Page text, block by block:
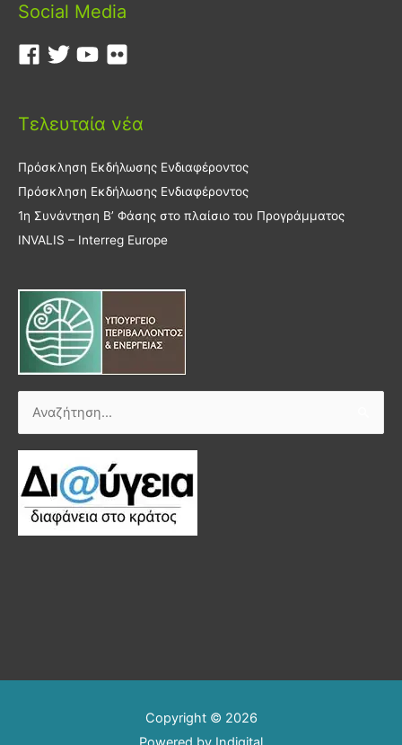
Social Media
Τελευταία νέα
Πρόσκληση Εκδήλωσης Ενδιαφέροντος
Πρόσκληση Εκδήλωσης Ενδιαφέροντος
1η Συνάντηση Β’ Φάσης στο πλαίσιο του Προγράμματος
INVALIS – Interreg Europe
Αναζήτηση
Copyright © 2026